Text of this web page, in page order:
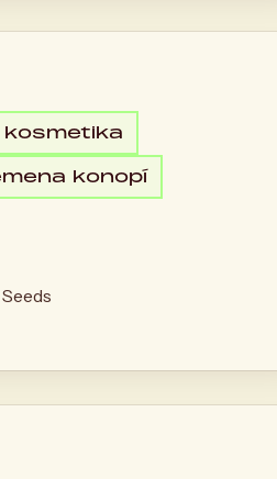
kosmetika
konopí